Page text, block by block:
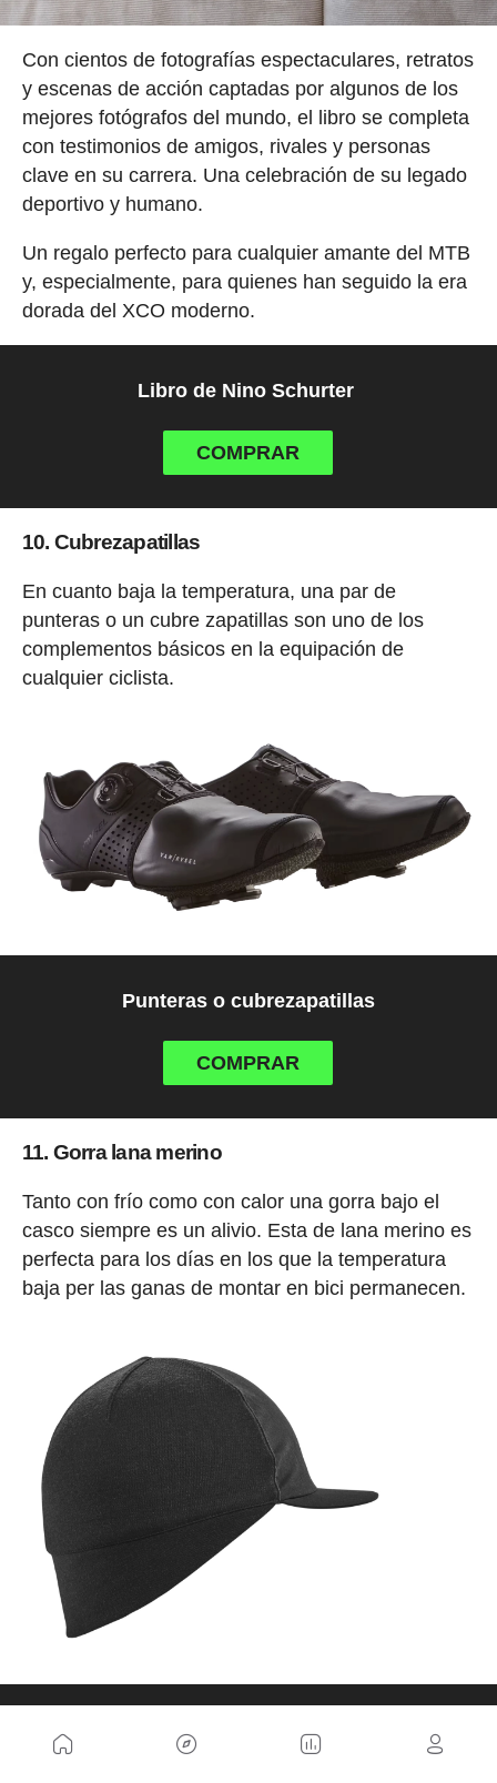
Con cientos de fotografías espectaculares, retratos
y escenas de acción captadas por algunos de los
mejores fotógrafos del mundo, el libro se completa
con testimonios de amigos, rivales y personas
clave en su carrera. Una celebración de su legado
deportivo y humano.
Un regalo perfecto para cualquier amante del MTB
y, especialmente, para quienes han seguido la era
dorada del XCO moderno.
Libro de Nino Schurter
COMPRAR
10. Cubrezapatillas
En cuanto baja la temperatura, una par de
punteras o un cubre zapatillas son uno de los
complementos básicos en la equipación de
cualquier ciclista.
Punteras o cubrezapatillas
COMPRAR
11. Gorra lana merino
Tanto con frío como con calor una gorra bajo el
casco siempre es un alivio. Esta de lana merino es
perfecta para los días en los que la temperatura
baja per las ganas de montar en bici permanecen.
Gorra Lana Merino